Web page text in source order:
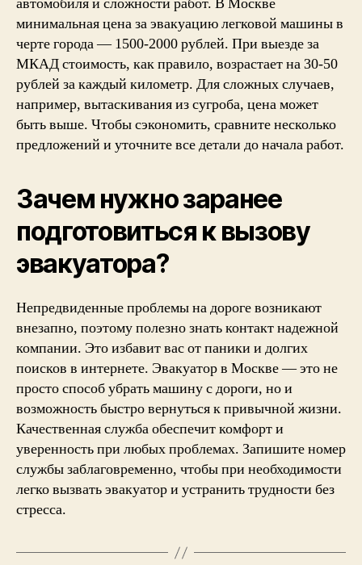
минимальная цена за эвакуацию легковой машины в
черте города — 1500-2000 рублей. При выезде за
МКАД стоимость, как правило, возрастает на 30-50
рублей за каждый километр. Для сложных случаев,
например, вытаскивания из сугроба, цена может
быть выше. Чтобы сэкономить, сравните несколько
предложений и уточните все детали до начала работ.
Зачем нужно заранее
подготовиться к вызову
эвакуатора?
Непредвиденные проблемы на дороге возникают
внезапно, поэтому полезно знать контакт надежной
компании. Это избавит вас от паники и долгих
поисков в интернете. Эвакуатор в Москве — это не
просто способ убрать машину с дороги, но и
возможность быстро вернуться к привычной жизни.
Качественная служба обеспечит комфорт и
уверенность при любых проблемах. Запишите номер
службы заблаговременно, чтобы при необходимости
легковызвать эвакуатори устранить трудности без
стресса.